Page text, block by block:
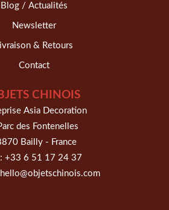
Blog / Actualités
Newsletter
& Retours
Contact
CHINOIS
Asia Decoration
des Fontenelles
Bailly - France
+33 6 51 17 24 37
hello@objetschinois.com